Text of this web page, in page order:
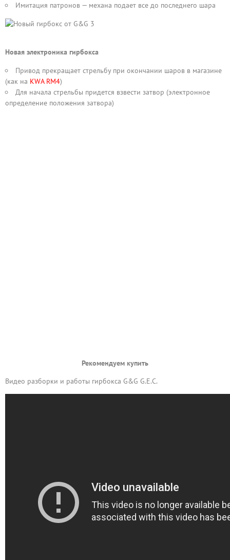
Имитация патронов — механа подает все до последнего шара
Новая электроника гирбокса
Привод прекращает стрельбу при окончании шаров в магазине
(как на KWA RM4)
Для начала стрельбы придется взвести затвор (электронное
определение положения затвора)
Рекомендуем купить
Видео разборки и работы гирбокса G&G G.E.C.